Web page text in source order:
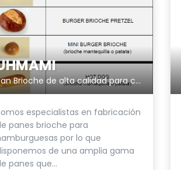
Pan Brioche de alta calidad para clientes Gourmet
especialistas en fabricación
panes brioche para
por lo que
de una amplia gama
panes que...